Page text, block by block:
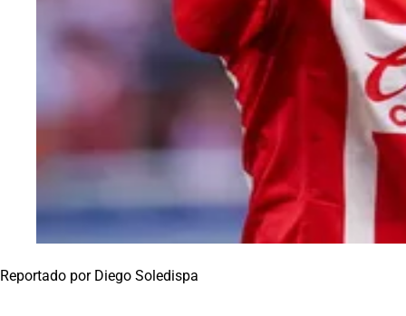
Reportado por Diego Soledispa